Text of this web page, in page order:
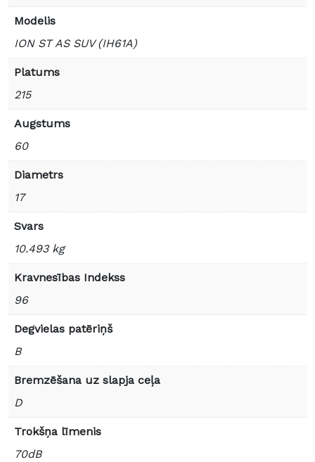
Modelis
ION ST AS SUV (IH61A)
Platums
215
Augstums
60
Diametrs
17
Svars
10.493 kg
Kravnesības Indekss
96
Degvielas patēriņš
B
Bremzēšana uz slapja ceļa
D
Trokšņa līmenis
70dB